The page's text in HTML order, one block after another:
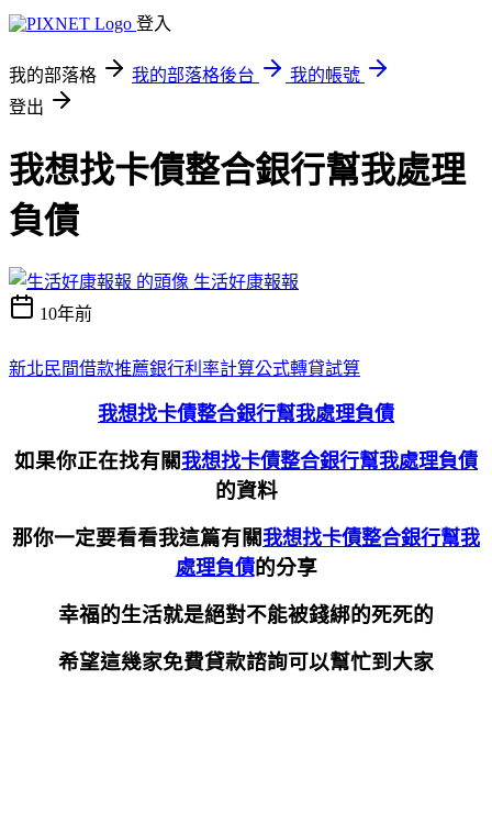
登入
我的部落格 我的部落格後台
我的帳號
登出
我想找卡債整合銀行幫我處理
負債
生活好康報報
10年前
新北民間借款推薦銀行利率計算公式轉貸試算
我想找卡債整合銀行幫我處理負債
如果你正在找有關我想找卡債整合銀行幫我處理負債
的資料
那你一定要看看我這篇有關我想找卡債整合銀行幫我
處理負債的分享
幸福的生活就是絕對不能被錢綁的死死的
希望這幾家免費貸款諮詢可以幫忙到大家